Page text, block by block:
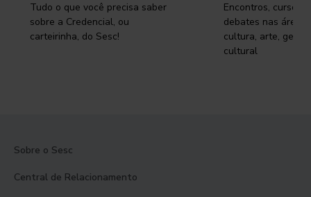
Tudo o que você precisa saber
sobre a Credencial, ou
carteirinha, do Sesc!
Encontros, cursos,
debates nas áreas
cultura, arte,
cultural
Sobre o Sesc
Central de Relacionamento